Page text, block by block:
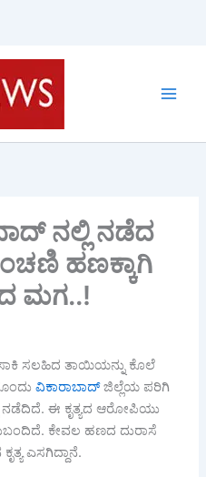
ನಲ್ಲಿ ನಡೆದ
ಹಣಕ್ಕಾಗಿ
ಮಗ..!
ಸಾಕಿ ಸಲಹಿದ ತಾಯಿಯನ್ನು ಕೊಲೆ
ವಿಕಾರಾಬಾದ್ಜಿಲ್ಲೆಯ ಪರಿಗಿ
ನಡೆದಿದೆ. ಈ ಕೃತ್ಯದ ಆರೋಪಿಯು
ಕೇವಲ ಹಣದ ದುರಾಸೆ
ಎಸಗಿದ್ದಾನೆ.